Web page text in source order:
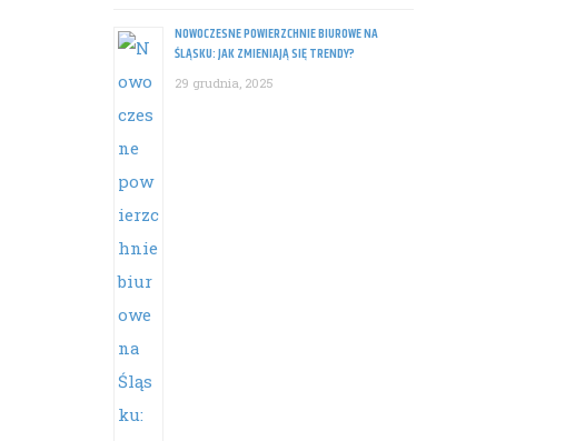
NOWOCZESNE POWIERZCHNIE BIUROWE NA
ŚLĄSKU: JAK ZMIENIAJĄ SIĘ TRENDY?
29 grudnia, 2025